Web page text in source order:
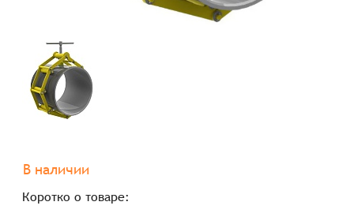
В наличии
Коротко о товаре: